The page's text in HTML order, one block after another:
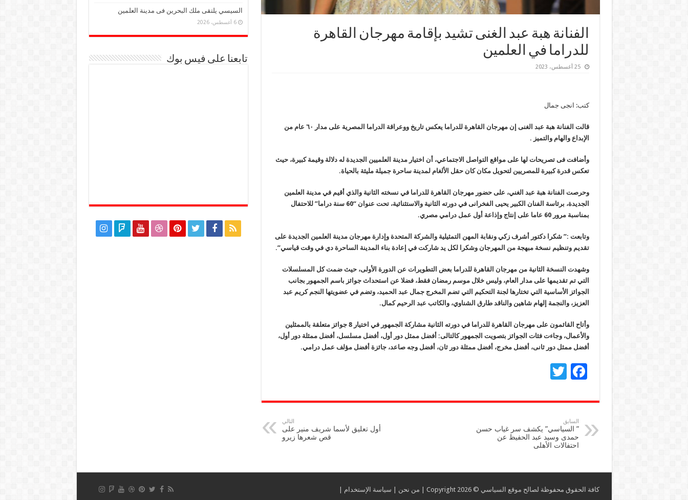
الفنانة هبة عبد الغنى تشيد بإقامة مهرجان القاهرة
للدراما في العلمين
25 أغسطس، 2023
كتب: انجى جمال
قالت الفنانة هبة عبد الغنى إن مهرجان القاهرة للدراما يعكس تاريخ ووعراقة الدراما المصرية على مدار ٦٠ عام من
الإبداع والهام والتميز .
وأضافت فى تصريحات لها على مواقع التواصل الاجتماعي، أن اختيار مدينة العلميين الجديدة له دلالة وقيمة كبيرة، حيث
تعكس قدرة كبيرة للمصريين لتحويل مكان كان حقل الألغام لمدينة ساحرة جميلة مليئة بالحياة.
وحرصت الفنانة هبة عبد الغني، على حضور مهرجان القاهرة للدراما في نسخته الثانية والذي أقيم في مدينة العلمين
الجديدة، برئاسة الفنان الكبير يحيى الفخرانى في دورته الثانية والاستثنائية، تحت عنوان “60 سنة دراما” للاحتفال
بمناسبة مرور 60 عاما على إنتاج وإذاعة أول عمل درامي مصري.
وتابعت :” شكرا دكتور أشرف زكي ونقابة المهن التمثيلية والشركة المتحدة وإدارة مهرجان مدينة العلمين الجديدة على
تقديم وتنظيم نسخة مبهجة من المهرجان وشكرا لكل يد شاركت في إعادة بناء المدينة الساحرة دي في وقت قياسي”.
وشهدت النسخة الثانية من مهرجان القاهرة للدراما بعض التطويرات عن الدورة الأولى، حيث ضمت كل المسلسلات
التي تم تقديمها على مدار العام، وليس خلال موسم رمضان فقط، فضلا عن استحداث جوائز باسم الجمهور بجانب
الجوائز الأساسية التي تختارها لجنة التحكيم التي تضم المخرج جمال عبد الحميد، وتضم في عضويتها النجم كريم عبد
العزيز، والنجمة إلهام شاهين والناقد طارق الشناوي، والكاتب عبد الرحيم كمال.
وأتاح القائمون على مهرجان القاهرة للدراما في دورته الثانية مشاركة الجمهور في اختيار 8 جوائز متعلقة بالممثلين
والأعمال، وجاءت فئات الجوائز بتصويت الجمهور كالتالى: أفضل ممثل دور أول، أفضل مسلسل، أفضل ممثلة دور أول،
أفضل ممثل دور ثانى، أفضل مخرج، أفضل ممثلة دور ثان، أفضل وجه صاعد، جائزة أفضل مؤلف عمل درامي.
F
e
b
o
o
k
tt
er
السابق
” السياسي” يكشف سر غياب حسن
حمدى وسيد عبد الحفيظ عن
احتفالات الأهلى
التالي
أول تعليق لأسما شريف منير على
قص شعرها زيرو
السيسي يلتقى ملك البحرين فى مدينة العلمين
6 أغسطس، 2026
تابعنا على فيس بوك
كافة الحقوق محفوظة لصالح موقع السياسي © Copyright 2026 | من نحن | سياسة الإستخدام |